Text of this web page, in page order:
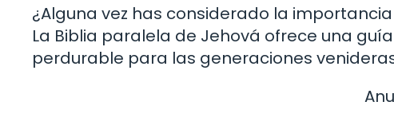
¿Alguna vez has considerado la
La Biblia paralela de Jehová ofrece una
perdurable para las generaciones